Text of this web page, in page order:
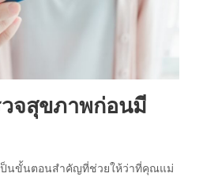
จสุขภาพก่อนมี
ป็นขั้นตอนสำคัญที่ช่วยให้ว่าที่คุณแม่